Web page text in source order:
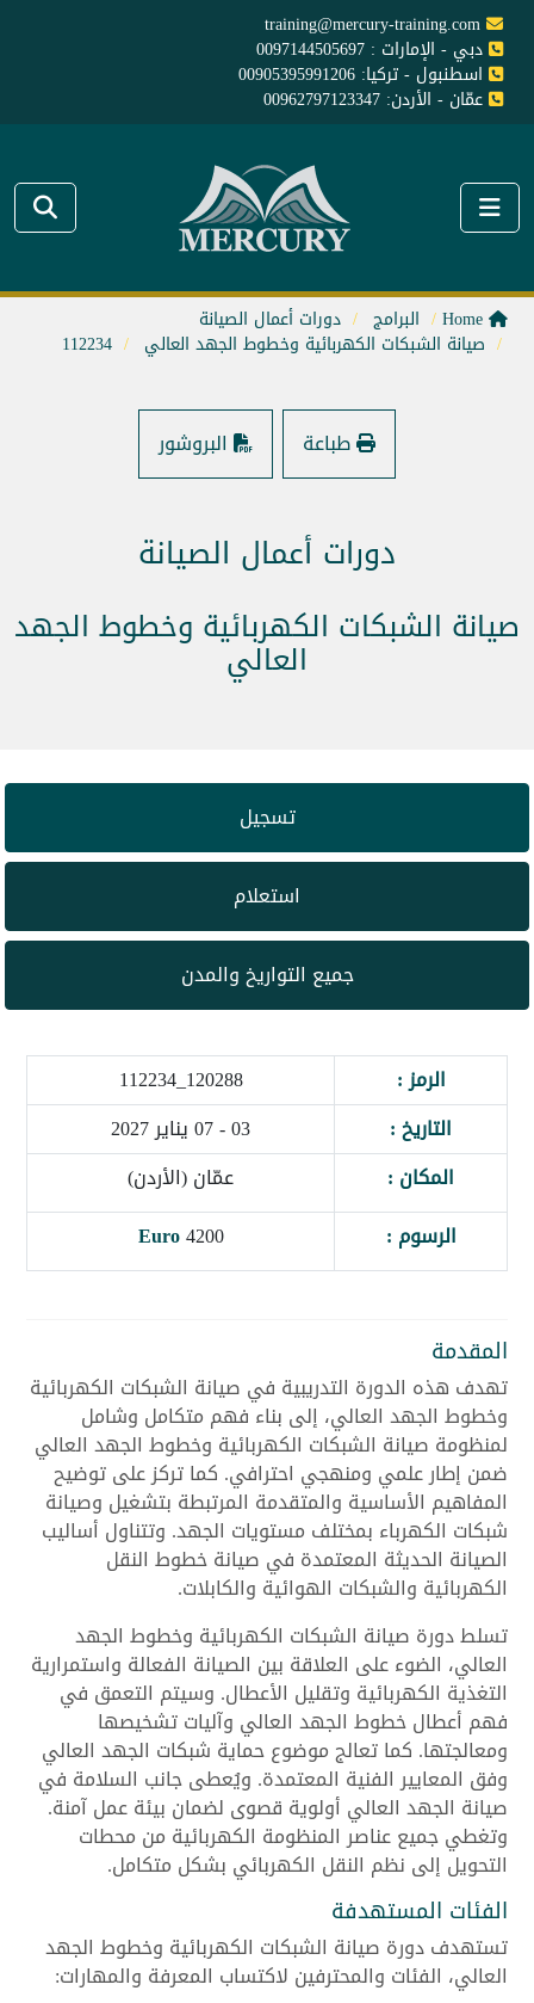
training@mercury-training.com
دبي - الإمارات : 0097144505697
اسطنبول - تركيا: 00905395991206
عمّان - الأردن: 00962797123347
البرامج دورات أعمال الصيانة
صيانة الشبكات الكهربائية وخطوط الجهد العالي 112234
طباعة البروشور
دورات أعمال الصيانة
صيانة الشبكات الكهربائية وخطوط الجهد
العالي
تسجيل
استعلام
جميع التواريخ والمدن
الرمز :
120288_112234
التاريخ :
03 - 07 يناير 2027
المكان :
عمّان (الأردن)
الرسوم :
4200
Euro
المقدمة
تهدف هذه الدورة التدريبية في صيانة الشبكات الكهربائية
وخطوط الجهد العالي، إلى بناء فهم متكامل وشامل
لمنظومة صيانة الشبكات الكهربائية وخطوط الجهد العالي
ضمن إطار علمي ومنهجي احترافي. كما تركز على توضيح
المفاهيم الأساسية والمتقدمة المرتبطة بتشغيل وصيانة
شبكات الكهرباء بمختلف مستويات الجهد. وتتناول أساليب
الصيانة الحديثة المعتمدة في صيانة خطوط النقل
الكهربائية والشبكات الهوائية والكابلات.
تسلط دورة صيانة الشبكات الكهربائية وخطوط الجهد
العالي، الضوء على العلاقة بين الصيانة الفعالة واستمرارية
التغذية الكهربائية وتقليل الأعطال. وسيتم التعمق في
فهم أعطال خطوط الجهد العالي وآليات تشخيصها
ومعالجتها. كما تعالج موضوع حماية شبكات الجهد العالي
وفق المعايير الفنية المعتمدة. ويُعطى جانب السلامة في
صيانة الجهد العالي أولوية قصوى لضمان بيئة عمل آمنة.
وتغطي جميع عناصر المنظومة الكهربائية من محطات
التحويل إلى نظم النقل الكهربائي بشكل متكامل.
الفئات المستهدفة
تستهدف دورة صيانة الشبكات الكهربائية وخطوط الجهد
العالي، الفئات والمحترفين لاكتساب المعرفة والمهارات: